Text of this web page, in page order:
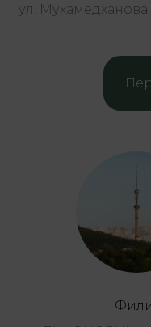
ул.